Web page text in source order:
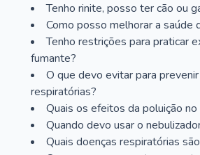
Tenho rinite, posso ter cão ou
Como posso melhorar a saúde
Tenho restrições para praticar
fumante?
O que devo evitar para
respiratórias?
Quais os efeitos da poluição
Quando devo usar o
Quais doenças respiratórias